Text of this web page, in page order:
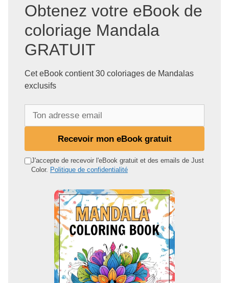
Obtenez votre eBook de
coloriage Mandala
GRATUIT
Cet eBook contient 30 coloriages de Mandalas
exclusifs
d
Recevoir mon eBook gratuit
J'accepte de recevoir l'eBook gratuit et des emails de Just
Color. Politique de confidentialité